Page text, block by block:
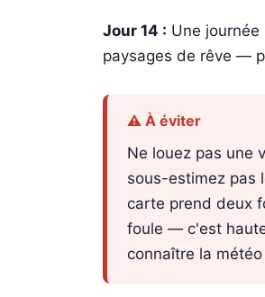
Jour 14 : Une
paysages de rêve —
⚠️ À éviter
Ne louez pas une
sous-estimez pas
carte prend deux
foule — c'est
connaître la